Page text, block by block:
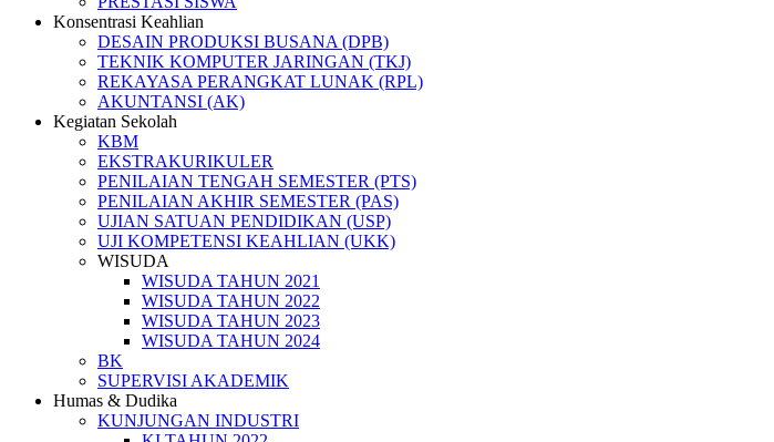
Konsentrasi Keahlian
DESAIN PRODUKSI BUSANA (DPB)
TEKNIK KOMPUTER JARINGAN (TKJ)
REKAYASA PERANGKAT LUNAK (RPL)
AKUNTANSI (AK)
Kegiatan Sekolah
KBM
EKSTRAKURIKULER
PENILAIAN TENGAH SEMESTER (PTS)
PENILAIAN AKHIR SEMESTER (PAS)
UJIAN SATUAN PENDIDIKAN (USP)
UJI KOMPETENSI KEAHLIAN (UKK)
WISUDA
WISUDA TAHUN 2021
WISUDA TAHUN 2022
WISUDA TAHUN 2023
WISUDA TAHUN 2024
BK
SUPERVISI AKADEMIK
Humas & Dudika
KUNJUNGAN INDUSTRI